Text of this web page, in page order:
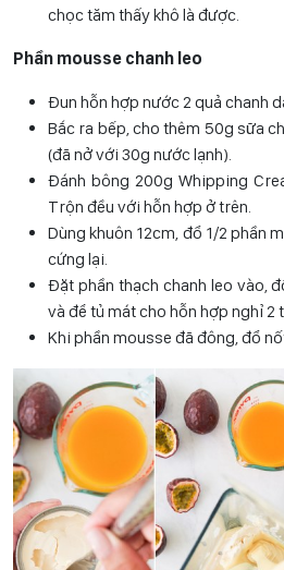
chọc tăm thấy khô là được.
Phần mousse chanh leo
Đun hỗn hợp nước 2 quả chanh
Bắc ra bếp, cho thêm 50g sữa
(đã nở với 30g nước lạnh).
Đánh bông 200g Whipping
Trộn đều với hỗn hợp ở trên.
Dùng khuôn 12cm, đổ 1/2 phần
cứng lại.
Đặt phần thạch chanh leo vào,
và để tủ mát cho hỗn hợp nghỉ 2
Khi phần mousse đã đông, đổ